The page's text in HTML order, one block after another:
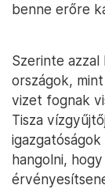
benne erőre
Szerinte
országok,
vizet fognak
Tisza
hangolni,